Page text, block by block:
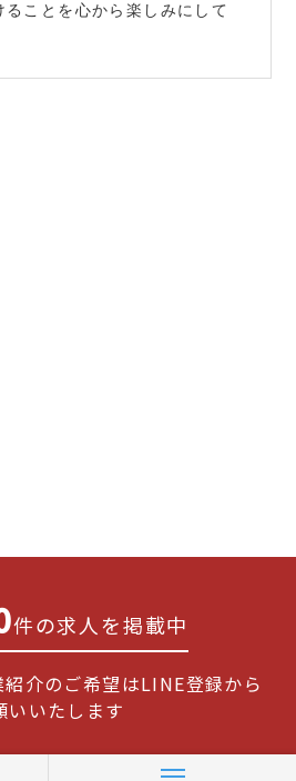
ることを心から楽しみにして
件の求人を掲載中
介のご希望はLINE登録から
いいたします